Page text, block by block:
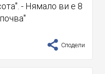
- Нямало ви е 8
Сподели